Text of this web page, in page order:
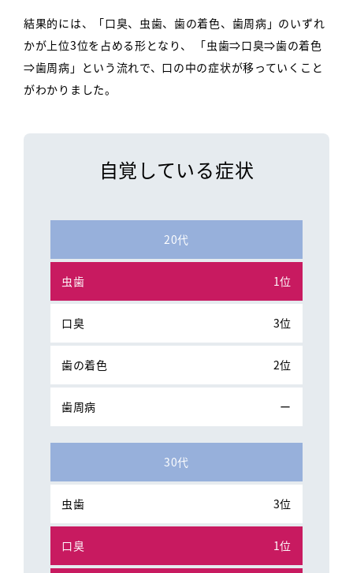
結果的には、「口臭、虫歯、歯の着色、歯周病」のいずれ
かが上位3位を占める形となり、
「虫歯⇒口臭⇒歯の着色
⇒歯周病」という流れで、口の中の症状が移っていくこと
がわかりました。
自覚している症状
20代
1位
3位
2位
ー
30代
3位
1位